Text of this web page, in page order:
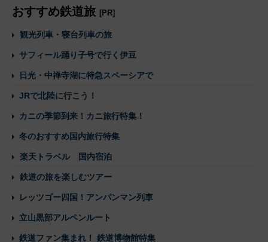
おすすめ鉄道旅 [PR]
観光列車・寝台列車の旅
サフィール踊り子号で行く伊豆
日光・中禅寺湖に特急スペーシアで
JRで北陸に行こう！
カニの季節到来！カニ旅行特集！
冬のおすすめ国内旅行特集
楽天トラベル 国内宿泊
鉄道の旅を楽しむツアー
レッツゴー四国！アンパンマン列車
立山黒部アルペンルート
鉄道ファン集まれ！ 鉄道博物館特集